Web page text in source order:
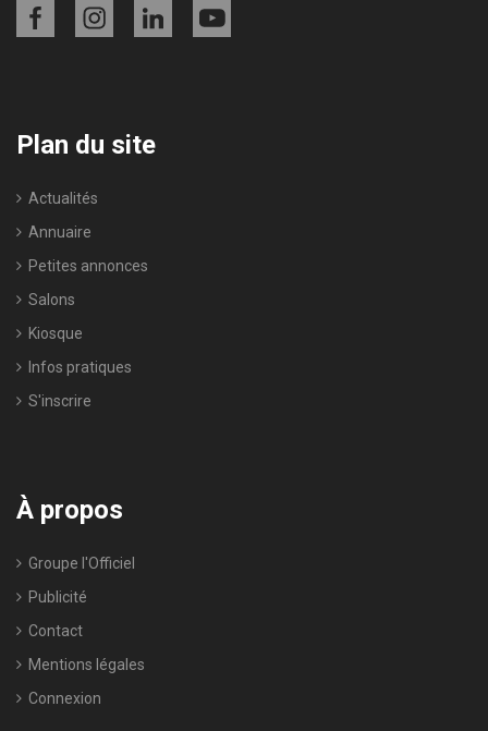
Plan du site
Actualités
Annuaire
Petites annonces
Salons
Kiosque
Infos pratiques
S'inscrire
À propos
Groupe l'Officiel
Publicité
Contact
Mentions légales
Connexion